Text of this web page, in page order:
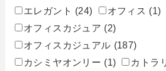
エレガント (24) オフィス (1)
オフィスカジュア (2)
オフィスカジュアル (187)
カシミヤオンリー (1) カトラ